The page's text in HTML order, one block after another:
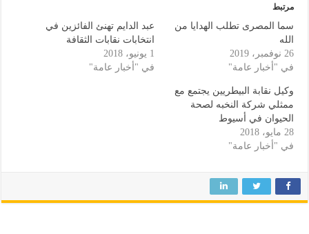
مرتبط
سما المصرى تطلب الهدايا من
الله
26 نوفمبر، 2019
في "أخبار عامة"
عبد الدايم تهنئ الفائزين في
انتخابات نقابات الثقافة
1 يونيو، 2018
في "أخبار عامة"
وكيل نقابة البيطريين يجتمع مع
ممثلي شركة النخبه لصحة
الحيوان في أسيوط
28 مايو، 2018
في "أخبار عامة"